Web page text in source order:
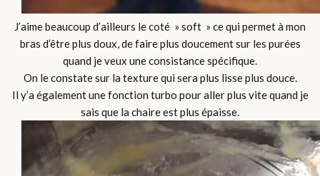
J’aime beaucoup d’ailleurs le coté » soft » ce qui permet à mon
bras d’être plus doux, de faire plus doucement sur les purées
quand je veux une consistance spécifique.
On le constate sur la texture qui sera plus lisse plus douce.
Il y’a également une fonction turbo pour aller plus vite quand je
sais que la chaire est plus épaisse.